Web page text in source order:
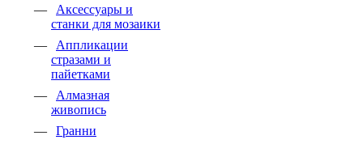
Аксессуары и
станки для мозаики
Аппликации
стразами и
пайетками
Алмазная
живопись
Гранни